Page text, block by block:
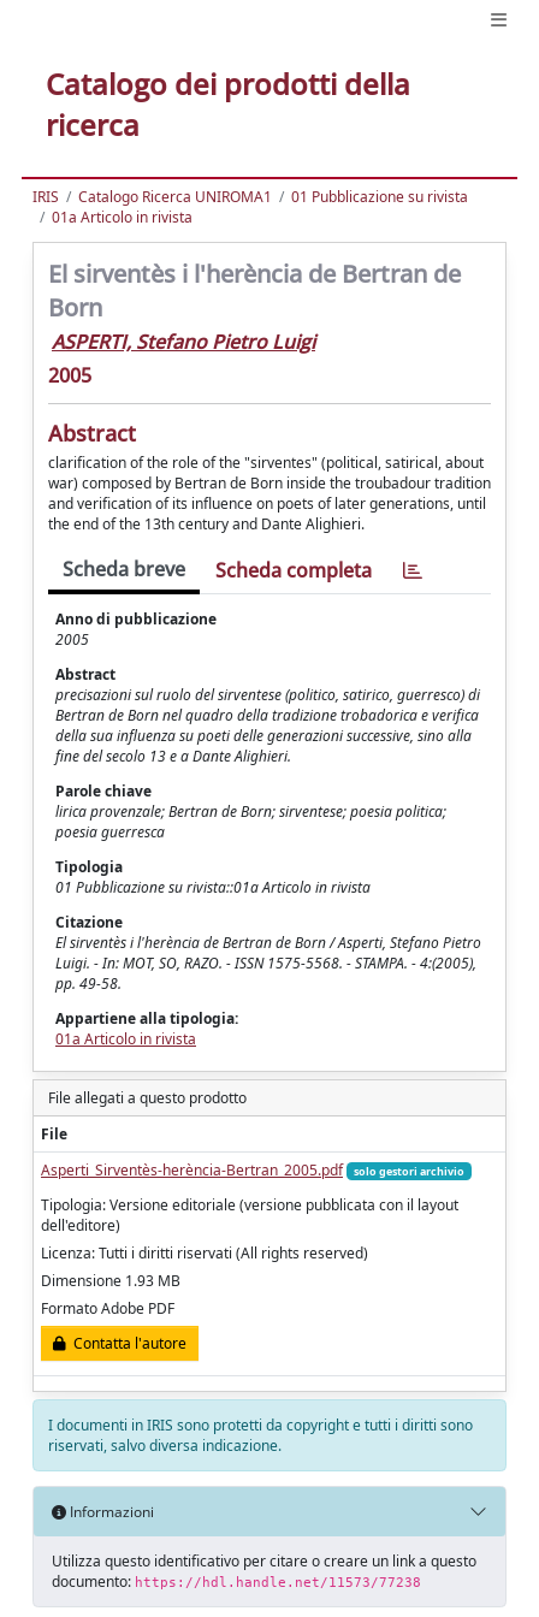
Catalogo dei prodotti della
ricerca
IRIS Catalogo Ricerca UNIROMA1
01 Pubblicazione su rivista
01a Articolo in rivista
El sirventès i l'herència de Bertran de
Born
ASPERTI, Stefano Pietro Luigi
2005
Abstract
clarification of the role of the "sirventes" (political, satirical, about
war) composed by Bertran de Born inside the troubadour tradition
and verification of its influence on poets of later generations, until
the end of the 13th century and Dante Alighieri.
Scheda breve Scheda completa
Anno di pubblicazione
2005
Abstract
precisazioni sul ruolo del sirventese (politico, satirico, guerresco) di
Bertran de Born nel quadro della tradizione trobadorica e verifica
della sua influenza su poeti delle generazioni successive, sino alla
fine del secolo 13 e a Dante Alighieri.
Parole chiave
lirica provenzale; Bertran de Born; sirventese; poesia politica;
poesia guerresca
Tipologia
01 Pubblicazione su rivista::01a Articolo in rivista
Citazione
El sirventès i l'herència de Bertran de Born / Asperti, Stefano Pietro
Luigi. - In: MOT, SO, RAZO. - ISSN 1575-5568. - STAMPA. - 4:(2005),
pp. 49-58.
Appartiene alla tipologia:
01a Articolo in rivista
File allegati a questo prodotto
File
Asperti_Sirventès-herència-Bertran_2005.pdf
solo gestori archivio
Tipologia: Versione editoriale (versione pubblicata con il layout
dell'editore)
Licenza: Tutti i diritti riservati (All rights reserved)
Dimensione 1.93 MB
Formato Adobe PDF
Contatta l'autore
I documenti in IRIS sono protetti da copyright e tutti i diritti sono
riservati, salvo diversa indicazione.
Informazioni
Utilizza questo identificativo per citare o creare un link a questo
documento: https://hdl.handle.net/11573/77238